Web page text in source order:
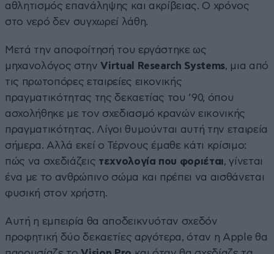
αθλητισμός επανάληψης και ακρίβειας. Ο χρόνος
στο νερό δεν συγχωρεί λάθη.
Μετά την αποφοίτησή του εργάστηκε ως
μηχανολόγος στην Virtual Research Systems, μια από
τις πρωτοπόρες εταιρείες εικονικής
πραγματικότητας της δεκαετίας του ’90, όπου
ασχολήθηκε με τον σχεδιασμό κρανών εικονικής
πραγματικότητας. Λίγοι θυμούνται αυτή την εταιρεία
σήμερα. Αλλά εκεί ο Τέρνους έμαθε κάτι κρίσιμο:
πώς να σχεδιάζεις τεχνολογία που φοριέται, γίνεται
ένα με το ανθρώπινο σώμα και πρέπει να αισθάνεται
φυσική στον χρήστη.
Αυτή η εμπειρία θα αποδεικνυόταν σχεδόν
προφητική δύο δεκαετίες αργότερα, όταν η Apple θα